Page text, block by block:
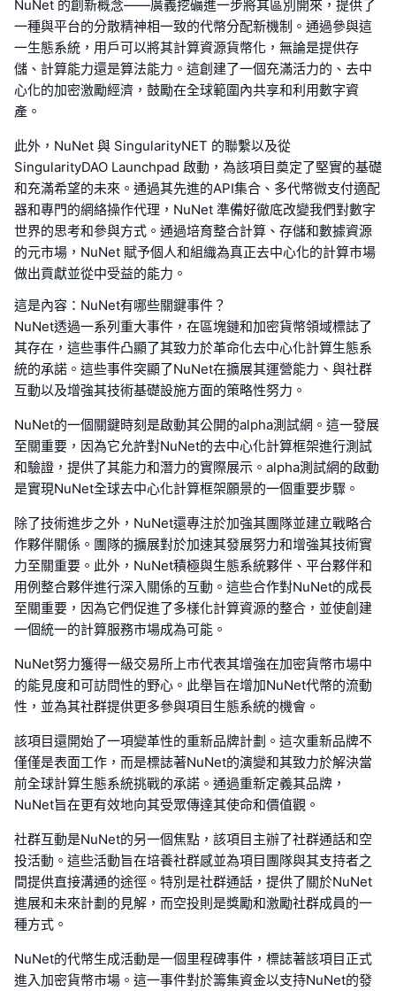
NuNet 的創新概念——廣義挖礦進一步將其區別開來，提供了
一種與平台的分散精神相一致的代幣分配新機制。通過參與這
一生態系統，用戶可以將其計算資源貨幣化，無論是提供存
儲、計算能力還是算法能力。這創建了一個充滿活力的、去中
心化的加密激勵經濟，鼓勵在全球範圍內共享和利用數字資
產。
此外，NuNet 與 SingularityNET 的聯繫以及從
SingularityDAO Launchpad 啟動，為該項目奠定了堅實的基礎
和充滿希望的未來。通過其先進的API集合、多代幣微支付適配
器和專門的網絡操作代理，NuNet 準備好徹底改變我們對數字
世界的思考和參與方式。通過培育整合計算、存儲和數據資源
的元市場，NuNet 賦予個人和組織為真正去中心化的計算市場
做出貢獻並從中受益的能力。
這是內容：NuNet有哪些關鍵事件？
NuNet透過一系列重大事件，在區塊鏈和加密貨幣領域標誌了
其存在，這些事件凸顯了其致力於革命化去中心化計算生態系
統的承諾。這些事件突顯了NuNet在擴展其運營能力、與社群
互動以及增強其技術基礎設施方面的策略性努力。
NuNet的一個關鍵時刻是啟動其公開的alpha測試網。這一發展
至關重要，因為它允許對NuNet的去中心化計算框架進行測試
和驗證，提供了其能力和潛力的實際展示。alpha測試網的啟動
是實現NuNet全球去中心化計算框架願景的一個重要步驟。
除了技術進步之外，NuNet還專注於加強其團隊並建立戰略合
作夥伴關係。團隊的擴展對於加速其發展努力和增強其技術實
力至關重要。此外，NuNet積極與生態系統夥伴、平台夥伴和
用例整合夥伴進行深入關係的互動。這些合作對NuNet的成長
至關重要，因為它們促進了多樣化計算資源的整合，並使創建
一個統一的計算服務市場成為可能。
NuNet努力獲得一級交易所上市代表其增強在加密貨幣市場中
的能見度和可訪問性的野心。此舉旨在增加NuNet代幣的流動
性，並為其社群提供更多參與項目生態系統的機會。
該項目還開始了一項變革性的重新品牌計劃。這次重新品牌不
僅僅是表面工作，而是標誌著NuNet的演變和其致力於解決當
前全球計算生態系統挑戰的承諾。通過重新定義其品牌，
NuNet旨在更有效地向其受眾傳達其使命和價值觀。
社群互動是NuNet的另一個焦點，該項目主辦了社群通話和空
投活動。這些活動旨在培養社群感並為項目團隊與其支持者之
間提供直接溝通的途徑。特別是社群通話，提供了關於NuNet
進展和未來計劃的見解，而空投則是獎勵和激勵社群成員的一
種方式。
NuNet的代幣生成活動是一個里程碑事件，標誌著該項目正式
進入加密貨幣市場。這一事件對於籌集資金以支持NuNet的發